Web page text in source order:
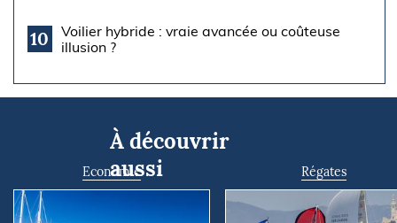
10
Voilier hybride : vraie avancée ou coûteuse
illusion ?
À découvrir
aussi
Economie Régates